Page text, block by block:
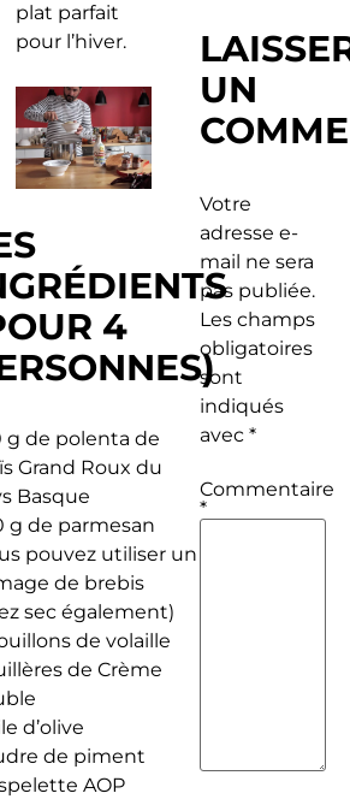
plat parfait
pour l’hiver.
4
g de polenta de
Grand Roux du
Basque
g de parmesan
pouvez utiliser un
de brebis
sec également)
de volaille
de Crème
d’olive
de piment
AOP
UN
Votre
adresse e-
mail ne sera
pas publiée.
Les champs
obligatoires
sont
indiqués
avec *
Commentaire
*